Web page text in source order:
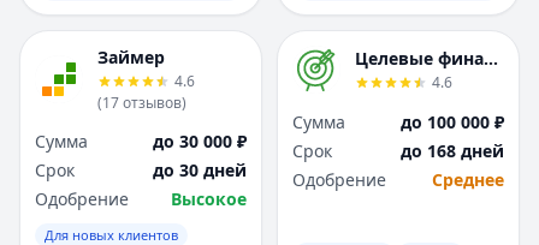
Займер
4.6
(17отзывов)
Сумма
до 30 000 ₽
Срок
до 30 дней
Одобрение
Высокое
Для новых клиентов
Целевые финансы
4.6
Сумма
до 100 000 ₽
Срок
до 168 дней
Одобрение
Среднее